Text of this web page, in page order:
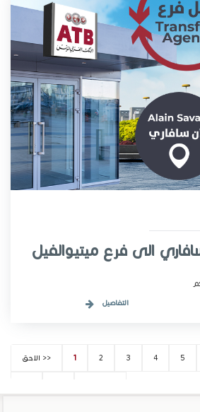
الى فرع ميتيوالفيل
التفاصيل
<< الاحق 1 2 3 4 5